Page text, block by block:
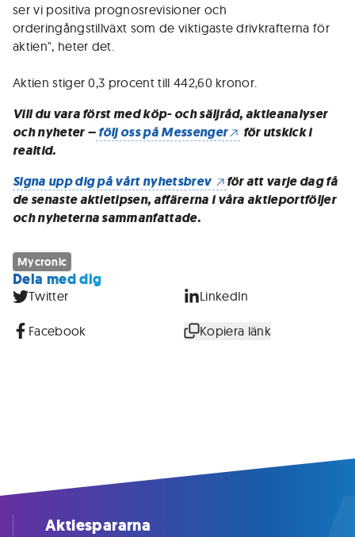
ser vi positiva prognosrevisioner och
orderingångstillväxt som de viktigaste drivkrafterna för
aktien", heter det.
Aktien stiger 0,3 procent till 442,60 kronor.
Vill du vara först med köp- och säljråd, aktieanalyser
och nyheter –följ oss på Messenger
för utskick i
realtid.
Signa upp dig på vårt nyhetsbrev
för att varje dag få
de senaste aktietipsen, affärerna i våra aktieportföljer
och nyheterna sammanfattade.
Mycronic
Dela med dig
Twitter LinkedIn
Facebook Kopiera länk
Aktiespararna